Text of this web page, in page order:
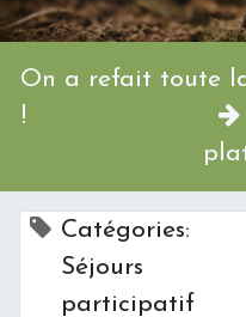
On a refait toute
!
Catégories:
Séjours
participatif